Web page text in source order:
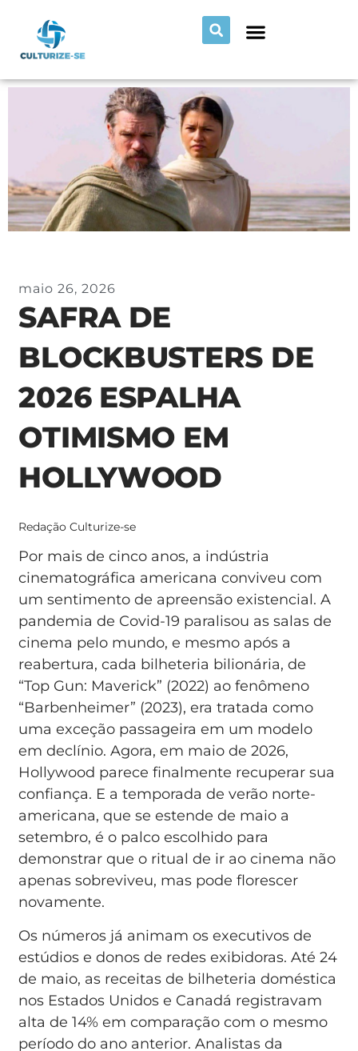
maio 26, 2026
SAFRA DE
BLOCKBUSTERS DE
2026 ESPALHA
OTIMISMO EM
HOLLYWOOD
Redação Culturize-se
Por mais de cinco anos, a indústria
cinematográfica americana conviveu com
um sentimento de apreensão existencial. A
pandemia de Covid-19 paralisou as salas de
cinema pelo mundo, e mesmo após a
reabertura, cada bilheteria bilionária, de
“Top Gun: Maverick” (2022) ao fenômeno
“Barbenheimer” (2023), era tratada como
uma exceção passageira em um modelo
em declínio. Agora, em maio de 2026,
Hollywood parece finalmente recuperar sua
confiança. E a temporada de verão norte-
americana, que se estende de maio a
setembro, é o palco escolhido para
demonstrar que o ritual de ir ao cinema não
apenas sobreviveu, mas pode florescer
novamente.
Os números já animam os executivos de
estúdios e donos de redes exibidoras. Até 24
de maio, as receitas de bilheteria doméstica
nos Estados Unidos e Canadá registravam
alta de 14% em comparação com o mesmo
período do ano anterior. Analistas da